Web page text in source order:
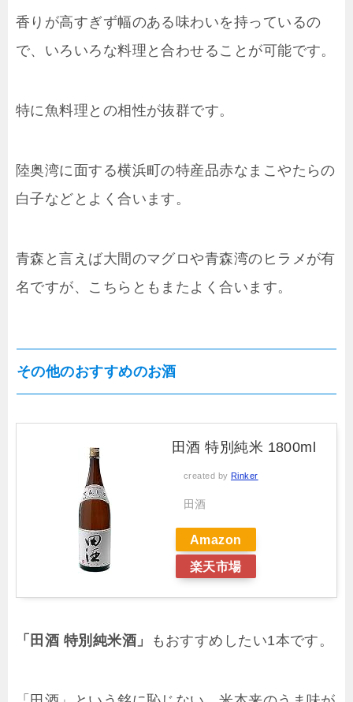
香りが高すぎず幅のある味わいを持っているの
で、いろいろな料理と合わせることが可能です。
特に魚料理との相性が抜群です。
陸奥湾に面する横浜町の特産品赤なまこやたらの
白子などとよく合います。
青森と言えば大間のマグロや青森湾のヒラメが有
名ですが、こちらともまたよく合います。
その他のおすすめのお酒
田酒 特別純米 1800ml
created by Rinker
田酒
Amazon
楽天市場
「田酒 特別純米酒」 もおすすめしたい1本です。